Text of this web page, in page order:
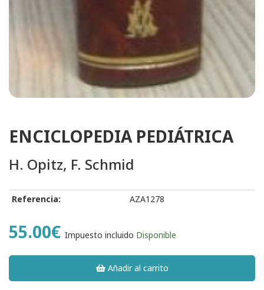
ENCICLOPEDIA PEDIÁTRICA
H. Opitz, F. Schmid
Referencia: AZA1278
55.00€ Impuesto incluido Disponible
Añadir al carrito